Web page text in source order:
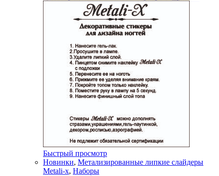
Быстрый просмотр
Новинки, Метализированные липкие слайдеры
Metali-x, Наборы